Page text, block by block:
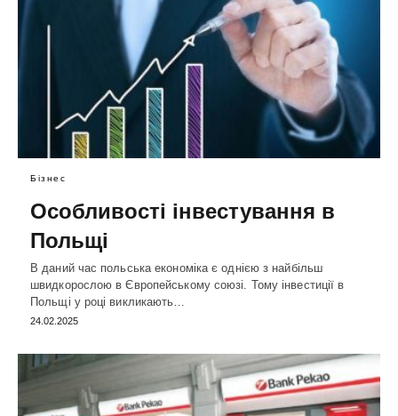
Бізнес
Особливості інвестування в
Польщі
В даний час польська економіка є однією з найбільш
швидкорослою в Європейському союзі. Тому інвестиції в
Польщі у році викликають…
24.02.2025